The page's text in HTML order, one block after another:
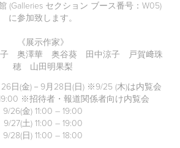
(Galleries セクション ブース番号：W05)
に参加致します。
《展示作家》
奥澤華 奥谷葵 田中涼子
戸賀﨑珠
穂
山田明果梨
日(金)－9月28日(日) ※9/25 (木)は内覧会
※招待者・報道関係者向け内覧会
9/26(金) 11:00 – 19:00
9/27(土) 11:00 – 19:00
9/28(日) 11:00 – 18:00